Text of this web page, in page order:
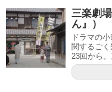
三楽劇
ん』）
ドラマの
関するご
23回から